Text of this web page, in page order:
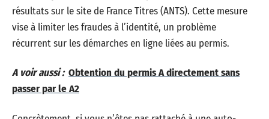
résultats sur le site de France Titres (ANTS). Cette mesure
vise à limiter les fraudes à l’identité, un problème
récurrent sur les démarches en ligne liées au permis.
A voir aussi : Obtention du permis A directement sans
passer par le A2